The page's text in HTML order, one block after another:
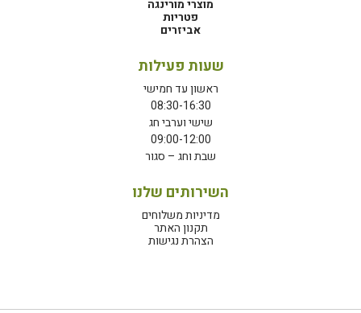
מוצרי מורינגה
פטריות
אביזרים
שעות פעילות
ראשון עד חמישי
08:30-16:30
שישי וערבי חג
09:00-12:00
שבת וחג – סגור
השירותים שלנו
מדיניות משלוחים
תקנון האתר
הצהרת נגישות